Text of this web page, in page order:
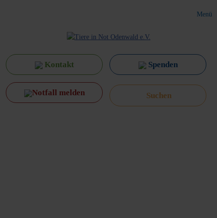
Menü
Kontakt Spenden
Notfall melden